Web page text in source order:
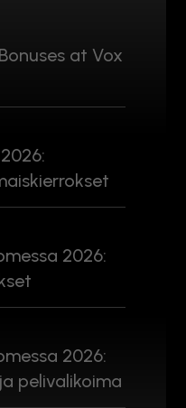
at Vox
2026:
2026:
pelivalikoima